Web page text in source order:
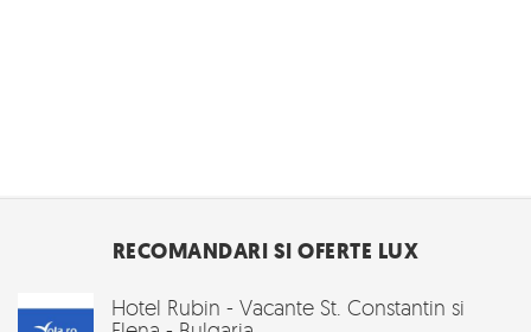
RECOMANDARI SI OFERTE LUX
Hotel Rubin - Vacante St. Constantin si